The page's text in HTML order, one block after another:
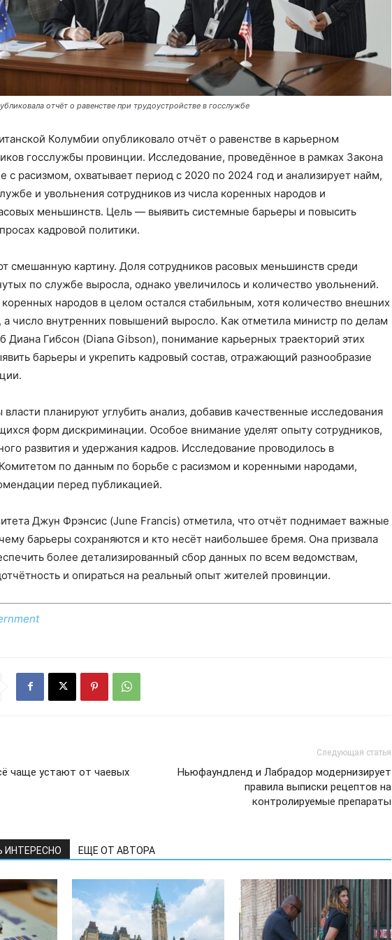
отчёт о равенстве при трудоустройстве в госслужбе
Колумбии опубликовало отчёт о равенстве в карьерном
госслужбы провинции. Исследование, проведённое в рамках Закона
с расизмом, охватывает период с 2020 по 2024 год и анализирует найм,
и увольнения сотрудников из числа коренных народов и
меньшинств. Цель — выявить системные барьеры и повысить
кадровой политики.
смешанную картину. Доля сотрудников расовых меньшинств среди
по службе выросла, однако увеличилось и количество увольнений.
народов в целом остался стабильным, хотя количество внешних
а число внутренних повышений выросло. Как отметила министр по делам
Диана Гибсон (Diana Gibson), понимание карьерных траекторий этих
барьеры и укрепить кадровый состав, отражающий разнообразие
планируют углубить анализ, добавив качественные исследования
форм дискриминации. Особое внимание уделят опыту сотрудников,
развития и удержания кадров. Исследование проводилось в
по данным по борьбе с расизмом и коренными народами,
перед публикацией.
Джун Фрэнсис (June Francis) отметила, что отчёт поднимает важные
барьеры сохраняются и кто несёт наибольшее бремя. Она призвала
более детализированный сбор данных по всем ведомствам,
и опираться на реальный опыт жителей провинции.
чаще устают от чаевых
Следующая статья
Ньюфаундленд и Лабрадор модернизирует
правила выписки рецептов на
контролируемые препараты
ЕЩЕ ОТ АВТОРА